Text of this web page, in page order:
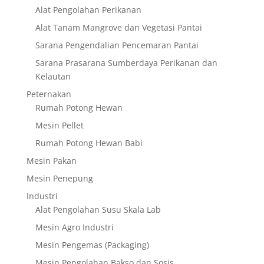
Alat Pengolahan Perikanan
Alat Tanam Mangrove dan Vegetasi Pantai
Sarana Pengendalian Pencemaran Pantai
Sarana Prasarana Sumberdaya Perikanan dan
Kelautan
Peternakan
Rumah Potong Hewan
Mesin Pellet
Rumah Potong Hewan Babi
Mesin Pakan
Mesin Penepung
Industri
Alat Pengolahan Susu Skala Lab
Mesin Agro Industri
Mesin Pengemas (Packaging)